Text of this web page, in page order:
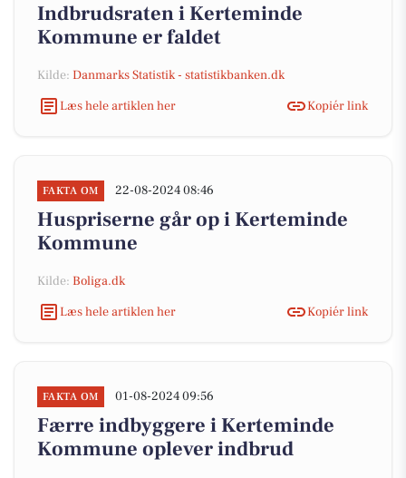
Indbrudsraten i Kerteminde
Kommune er faldet
Kilde: Danmarks Statistik - statistikbanken.dk
Læs hele artiklen her
Kopiér link
FAKTA OM 22-08-2024 08:46
Huspriserne går op i Kerteminde
Kommune
Kilde: Boliga.dk
Læs hele artiklen her
Kopiér link
FAKTA OM 01-08-2024 09:56
Færre indbyggere i Kerteminde
Kommune oplever indbrud